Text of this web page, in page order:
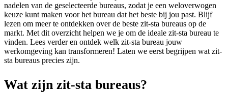
nadelen van de geselecteerde bureaus, zodat je een weloverwogen
keuze kunt maken voor het bureau dat het beste bij jou past. Blijf
lezen om meer te ontdekken over de beste zit-sta bureaus op de
markt. Met dit overzicht helpen we je om de ideale zit-sta bureau te
vinden. Lees verder en ontdek welk zit-sta bureau jouw
werkomgeving kan transformeren! Laten we eerst begrijpen wat zit-
sta bureaus precies zijn.
Wat zijn zit-sta bureaus?